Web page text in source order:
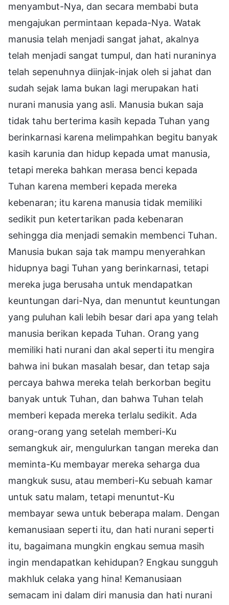
menyambut-Nya, dan secara membabi buta
mengajukan permintaan kepada-Nya. Watak
manusia telah menjadi sangat jahat, akalnya
telah menjadi sangat tumpul, dan hati nuraninya
telah sepenuhnya diinjak-injak oleh si jahat dan
sudah sejak lama bukan lagi merupakan hati
nurani manusia yang asli. Manusia bukan saja
tidak tahu berterima kasih kepada Tuhan yang
berinkarnasi karena melimpahkan begitu banyak
kasih karunia dan hidup kepada umat manusia,
tetapi mereka bahkan merasa benci kepada
Tuhan karena memberi kepada mereka
kebenaran; itu karena manusia tidak memiliki
sedikit pun ketertarikan pada kebenaran
sehingga dia menjadi semakin membenci Tuhan.
Manusia bukan saja tak mampu menyerahkan
hidupnya bagi Tuhan yang berinkarnasi, tetapi
mereka juga berusaha untuk mendapatkan
keuntungan dari-Nya, dan menuntut keuntungan
yang puluhan kali lebih besar dari apa yang telah
manusia berikan kepada Tuhan. Orang yang
memiliki hati nurani dan akal seperti itu mengira
bahwa ini bukan masalah besar, dan tetap saja
percaya bahwa mereka telah berkorban begitu
banyak untuk Tuhan, dan bahwa Tuhan telah
memberi kepada mereka terlalu sedikit. Ada
orang-orang yang setelah memberi-Ku
semangkuk air, mengulurkan tangan mereka dan
meminta-Ku membayar mereka seharga dua
mangkuk susu, atau memberi-Ku sebuah kamar
untuk satu malam, tetapi menuntut-Ku
membayar sewa untuk beberapa malam. Dengan
kemanusiaan seperti itu, dan hati nurani seperti
itu, bagaimana mungkin engkau semua masih
ingin mendapatkan kehidupan? Engkau sungguh
makhluk celaka yang hina! Kemanusiaan
semacam ini dalam diri manusia dan hati nurani